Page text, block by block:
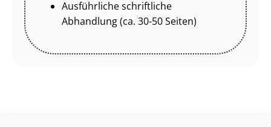
Ausführliche schriftliche
Abhandlung (ca. 30-50 Seiten)